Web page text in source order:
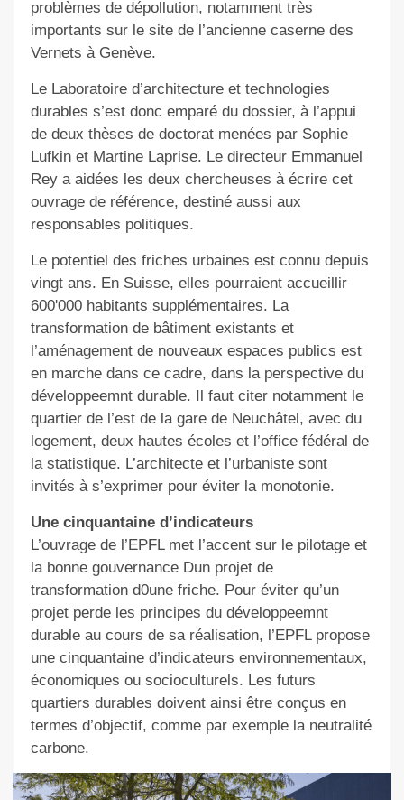
problèmes de dépollution, notamment très
importants sur le site de l’ancienne caserne des
Vernets à Genève.
Le Laboratoire d’architecture et technologies
durables s’est donc emparé du dossier, à l’appui
de deux thèses de doctorat menées par Sophie
Lufkin et Martine Laprise. Le directeur Emmanuel
Rey a aidées les deux chercheuses à écrire cet
ouvrage de référence, destiné aussi aux
responsables politiques.
Le potentiel des friches urbaines est connu depuis
vingt ans. En Suisse, elles pourraient accueillir
600'000 habitants supplémentaires. La
transformation de bâtiment existants et
l’aménagement de nouveaux espaces publics est
en marche dans ce cadre, dans la perspective du
développeemnt durable. Il faut citer notamment le
quartier de l’est de la gare de Neuchâtel, avec du
logement, deux hautes écoles et l’office fédéral de
la statistique. L’architecte et l’urbaniste sont
invités à s’exprimer pour éviter la monotonie.
Une cinquantaine d’indicateurs
L’ouvrage de l’EPFL met l’accent sur le pilotage et
la bonne gouvernance Dun projet de
transformation d0une friche. Pour éviter qu’un
projet perde les principes du développeemnt
durable au cours de sa réalisation, l’EPFL propose
une cinquantaine d’indicateurs environnementaux,
économiques ou socioculturels. Les futurs
quartiers durables doivent ainsi être conçus en
termes d’objectif, comme par exemple la neutralité
carbone.